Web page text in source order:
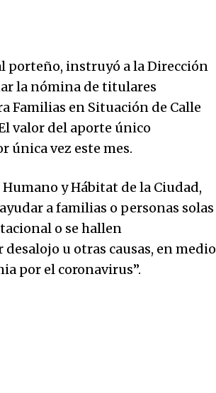
porteño, instruyó a la Dirección
la nómina de titulares
Familias en Situación de Calle
valor del aporte único
única vez este mes.
y Hábitat de la Ciudad,
a familias o personas solas
o se hallen
u otras causas, en medio
por el coronavirus”.